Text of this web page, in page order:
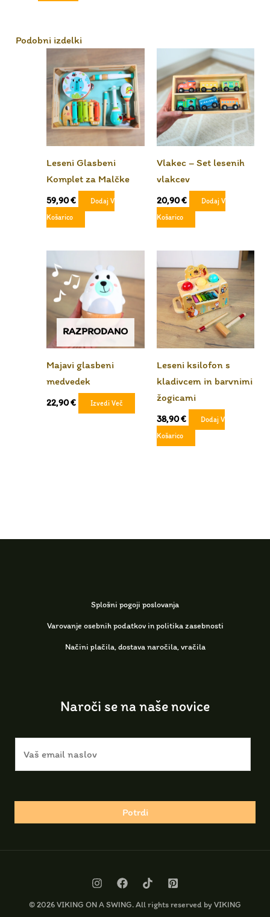
Podobni izdelki
Leseni Glasbeni
Komplet za Malčke
59,90€
Dodaj V
Košarico
Vlakec – Set lesenih
vlakcev
20,90€
Dodaj V
Košarico
RAZPRODANO
Majavi glasbeni
medvedek
22,90€ Izvedi Več
Leseni ksilofon s
kladivcem in barvnimi
žogicami
38,90€
Dodaj V
Košarico
Splošni pogoji poslovanja
Varovanje osebnih podatkov in politika zasebnosti
Načini plačila, dostava naročila, vračila
Naroči se na naše novice
a
Potrdi
© 2026 VIKING ON A SWING. All rights reserved by VIKING